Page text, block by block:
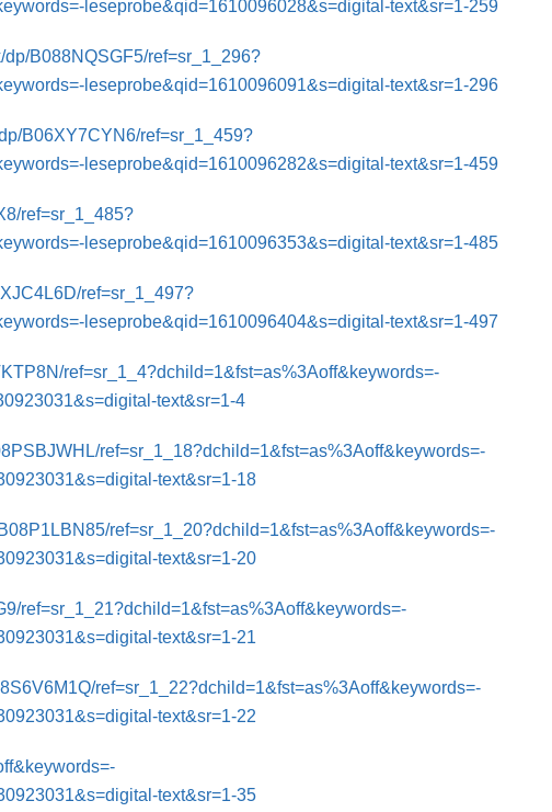
leseprobe&qid=1610096028&s=digital-text&sr=1-259
B088NQSGF5/ref=sr_1_296?
leseprobe&qid=1610096091&s=digital-text&sr=1-296
B06XY7CYN6/ref=sr_1_459?
leseprobe&qid=1610096282&s=digital-text&sr=1-459
ref=sr_1_485?
leseprobe&qid=1610096353&s=digital-text&sr=1-485
ref=sr_1_497?
leseprobe&qid=1610096404&s=digital-text&sr=1-497
ref=sr_1_4?dchild=1&fst=as%3Aoff&keywords=-
text&sr=1-4
ref=sr_1_18?dchild=1&fst=as%3Aoff&keywords=-
text&sr=1-18
ref=sr_1_20?dchild=1&fst=as%3Aoff&keywords=-
text&sr=1-20
ref=sr_1_21?dchild=1&fst=as%3Aoff&keywords=-
text&sr=1-21
ref=sr_1_22?dchild=1&fst=as%3Aoff&keywords=-
text&sr=1-22
text&sr=1-35
plugins/tinymce-advanced/mce/insertdatetime/plugin.min.js